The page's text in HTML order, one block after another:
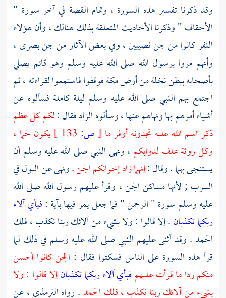
وقد ذكرنا تفسير هذه السورة ، وتمام القصة في آخر سورة "
الأحقاف " وذكرنا الأحاديث المتعلقة بذلك هنالك ، وأن هؤلاء
النفر كانوا من جننصيبين، وفي بعض الآثار من جنبصرى ،
وأنهم مروا برسول الله صلى الله عليه وسلم وهو قائم يصلي
بأصحابه ببطن نخلة من أرضمكةفوقفوا فاستمعوا لقراءته ، ثم
اجتمع بهم النبي صلى الله عليه وسلم ليلة كاملة فسألوه عن
أشياء أمرهم بها ونهاهم عنها ، وسألوه الزاد فقال :لكم كل عظم
ذكر اسم الله عليه تجدونه أوفر ما [ص:
يكون لحما ،
وكل روثة علف لدوابكم ، ونهى النبي صلى الله عليه وسلم أن
يستنجى بهما . وقال :إنهما زاد إخوانكم الجن. ونهى عن البول في
السرب ; لأنها مساكن الجن ، وقرأ عليهم رسول الله صلى الله
عليه وسلم سورة " الرحمن " فما جعل يمر فيها بآية :فبأي آلاء
ربكما تكذبان. إلا قالوا : ولا بشيء من آلائك ربنا نكذب ، فلك
الحمد . وقد أثنى عليهم النبي صلى الله عليه وسلم في ذلك لما
قرأ هذه السورة على الناس فسكتوا فقال : الجن كانوا أحسن
منكم ردا ما قرأت عليهمفبأي آلاء ربكما تكذبانإلا قالوا : ولا
بشيء من آلائك ربنا نكذب ، فلك الحمد. رواهالترمذي ، عن